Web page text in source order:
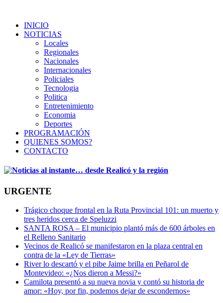
INICIO
NOTICIAS
Locales
Regionales
Nacionales
Internacionales
Policiales
Tecnologia
Politica
Entretenimiento
Economia
Deportes
PROGRAMACIÓN
QUIENES SOMOS?
CONTACTO
URGENTE
Trágico choque frontal en la Ruta Provincial 101: un muerto y
tres heridos cerca de Speluzzi
SANTA ROSA – El municipio plantó más de 600 árboles en
el Relleno Sanitario
Vecinos de Realicó se manifestaron en la plaza central en
contra de la «Ley de Tierras»
River lo descartó y el pibe Jaime brilla en Peñarol de
Montevideo: «¿Nos dieron a Messi?»
Camilota presentó a su nueva novia y contó su historia de
amor: «Hoy, por fin, podemos dejar de escondernos»